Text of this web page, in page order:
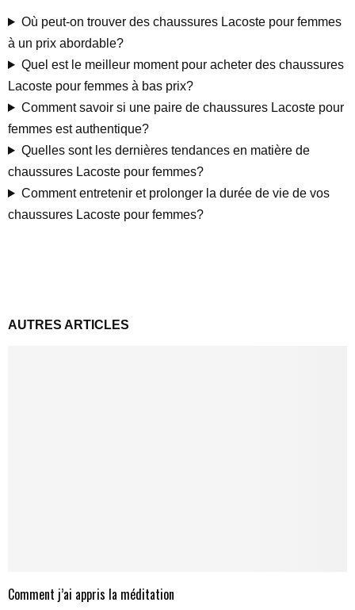
Où peut-on trouver des chaussures Lacoste pour femmes
à un prix abordable?
Quel est le meilleur moment pour acheter des chaussures
Lacoste pour femmes à bas prix?
Comment savoir si une paire de chaussures Lacoste pour
femmes est authentique?
Quelles sont les dernières tendances en matière de
chaussures Lacoste pour femmes?
Comment entretenir et prolonger la durée de vie de vos
chaussures Lacoste pour femmes?
AUTRES ARTICLES
Comment j’ai appris la méditation